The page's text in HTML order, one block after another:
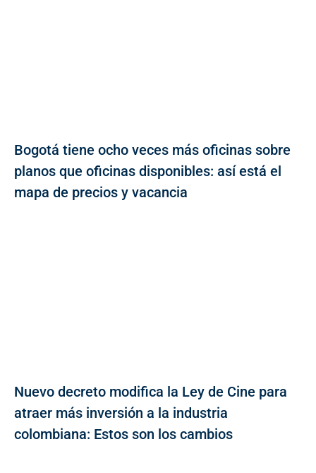
Bogotá tiene ocho veces más oficinas sobre
planos que oficinas disponibles: así está el
mapa de precios y vacancia
Nuevo decreto modifica la Ley de Cine para
atraer más inversión a la industria
colombiana: Estos son los cambios